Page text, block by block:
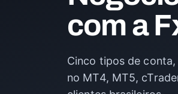
com a
Cinco tipos de
no MT4, MT5,